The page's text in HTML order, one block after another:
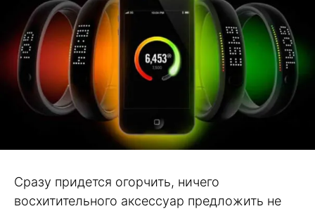
Сразу придется огорчить, ничего
восхитительного аксессуар предложить не